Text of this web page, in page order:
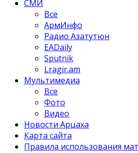
СМИ
Все
АрмИнфо
Радио Азатутюн
EADaily
Sputnik
Lragir.am
Мультимедиа
Все
Фото
Видео
Новости Арцаха
Карта сайта
Правила использования